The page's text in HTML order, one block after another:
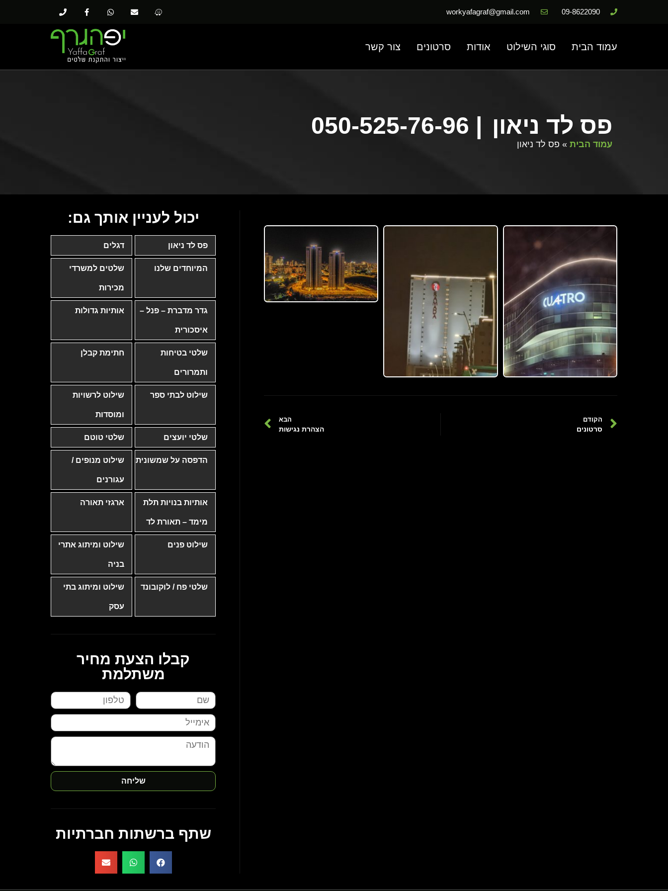
09-8622090
workyafagraf@gmail.com
עמוד הבית סוגי השילוט אודות סרטונים צור קשר
פס לד ניאון | 050-525-76-96
עמוד הבית » פס לד ניאון
הקודם
סרטונים
הבא
הצהרת נגישות
יכול לעניין אותך גם:
פס לד ניאון דגלים
המיוחדים שלנו שלטים למשרדי
מכירות
גדר מדברת – פנל –
איסכורית
אותיות גדולות
שלטי בטיחות
ותמרורים
חתימת קבלן
שילוט לבתי ספר שילוט לרשויות
ומוסדות
שלטי יועצים שלטי טוטם
הדפסה על שמשונית שילוט מנופים /
עגורנים
אותיות בנויות תלת
מימד – תאורת לד
ארגזי תאורה
שילוט פנים שילוט ומיתוג אתרי
בניה
שלטי פח / לוקובונד שילוט ומיתוג בתי
עסק
קבלו הצעת מחיר
משתלמת
שליחה
שתף ברשתות חברתיות